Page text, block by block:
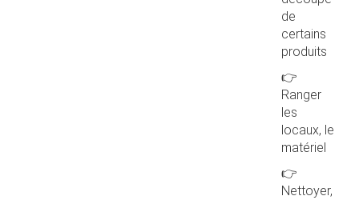
de
certains
produits
👉
Ranger
les
locaux, le
matériel
👉
Nettoyer,